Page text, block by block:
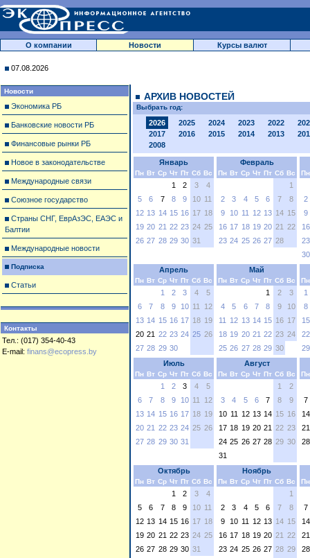
О компании Новости Курсы валют
07.08.2026
Новости
Экономика РБ
Банковские новости РБ
Финансовые рынки РБ
Новое в законодательстве
Международные связи
Союзное государство
Страны СНГ, ЕврАзЭС, ЕАЭС и
Балтии
Международные новости
Подписка
Статьи
Контакты
Тел.: (017) 354-40-43
E-mail: finans@ecopress.by
АРХИВ НОВОСТЕЙ
Выбрать год:
2026 2025 2024 2023 2022
2017
2016 2015 2014 2013
2008
Январь
Пн Вт Ср Чт Пт Сб Вс
1 2 3
4
5
6 7 8 9 10 11
12 13 14 15 16 17 18
19 20 21 22 23 24 25
26 27 28 29 30 31
Февраль
Пн Вт Ср Чт Пт Сб Вс
1
2
3 4 5 6 7
8
9
10 11 12 13 14 15
16 17 18 19 20 21 22
23 24 25 26 27 28
Пн
2
9
16
23
30
Апрель
Пн Вт Ср Чт Пт Сб Вс
1 2 3 4
5
6
7 8 9 10 11
12
13 14 15 16 17 18 19
20 21 22 23 24 25 26
27 28 29 30
Май
Пн Вт Ср Чт Пт Сб Вс
1 2
3
4
5 6 7 8 9
10
11
12 13 14 15 16 17
18 19 20 21 22 23 24
25 26 27 28 29 30
Пн
1
8
15
22
29
Июль
Пн Вт Ср Чт Пт Сб Вс
1 2 3 4
5
6
7 8 9 10 11
12
13 14 15 16 17 18 19
20 21 22 23 24 25 26
27 28 29 30 31
Август
Пн Вт Ср Чт Пт Сб Вс
1
2
3
4 5 6 7 8
9
10 11 12 13 14 15 16
17 18 19 20 21 22 23
24 25 26 27 28 29 30
31
Пн
7
14
21
28
Октябрь
Пн Вт Ср Чт Пт Сб Вс
1 2 3
4
5
6 7 8 9 10 11
12 13 14 15 16 17 18
19 20 21 22 23 24 25
26 27 28 29 30 31
Ноябрь
Пн Вт Ср Чт Пт Сб Вс
1
2
3 4 5 6 7
8
9
10 11 12 13 14 15
16 17 18 19 20 21 22
23 24 25 26 27 28 29
Пн
7
14
21
28